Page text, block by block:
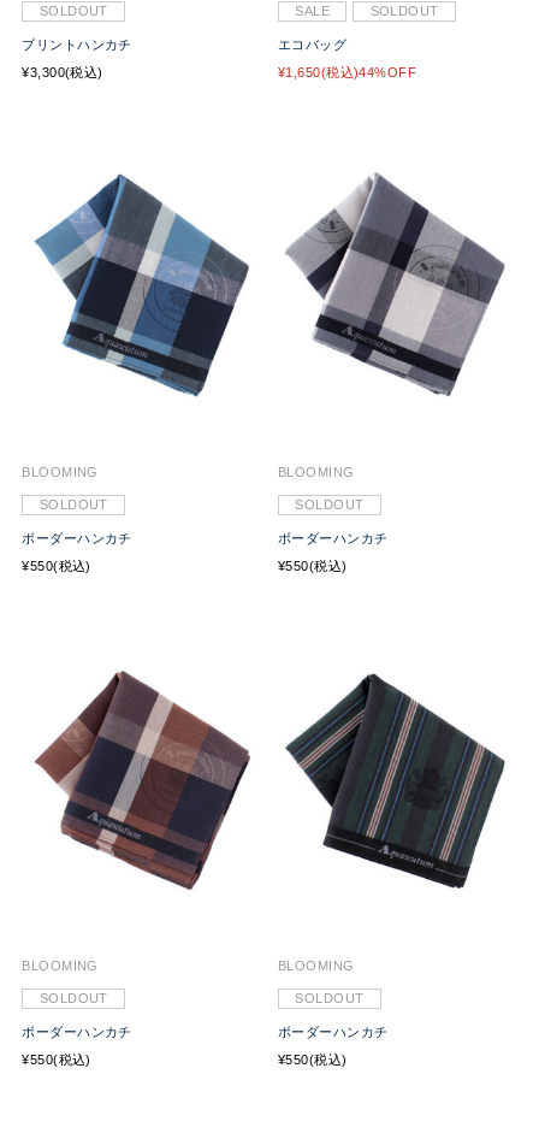
SOLDOUT
プリントハンカチ
¥3,300(税込)
SALE SOLDOUT
エコバッグ
¥1,650(税込)44%OFF
BLOOMING
SOLDOUT
ボーダーハンカチ
¥550(税込)
BLOOMING
SOLDOUT
ボーダーハンカチ
¥550(税込)
BLOOMING
SOLDOUT
ボーダーハンカチ
¥550(税込)
BLOOMING
SOLDOUT
ボーダーハンカチ
¥550(税込)